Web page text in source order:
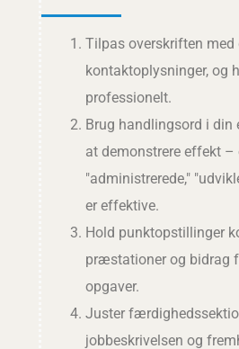
Tilpas overskriften med
kontaktoplysninger, og
professionelt.
Brug handlingsord i
at demonstrere effekt –
"administrerede,"
er effektive.
Hold punktopstillinger
præstationer og bidrag
opgaver.
Juster
jobbeskrivelsen og